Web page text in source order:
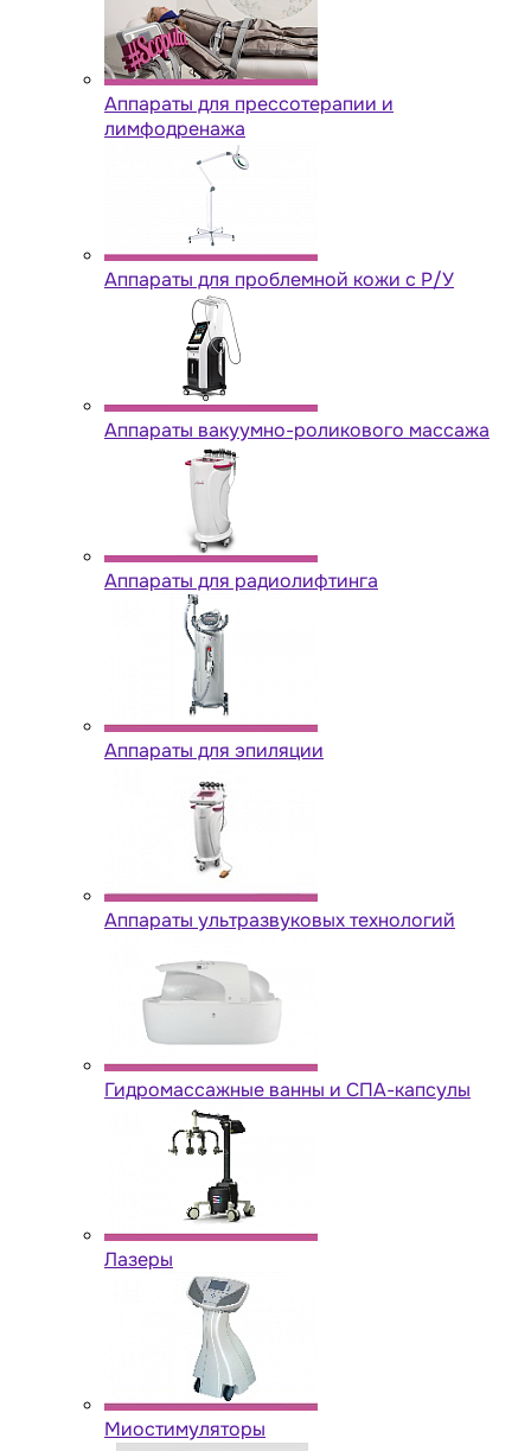
Аппараты для прессотерапии и
лимфодренажа
Аппараты для проблемной кожи с Р/У
Аппараты вакуумно-роликового массажа
Аппараты для радиолифтинга
Аппараты для эпиляции
Аппараты ультразвуковых технологий
Гидромассажные ванны и СПА-капсулы
Лазеры
Миостимуляторы